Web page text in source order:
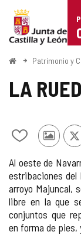
Portal
de
Turismo
de
Castilla
León
InicioPatrimonio y
LA
Añadir/quitar
mis
cuadernos
Fotos
otros
turistas
X
Al oeste de
estribaciones del
arroyo Majuncal,
libre en la que
conjuntos que
en forma de pies,